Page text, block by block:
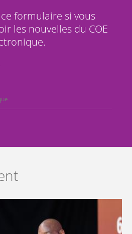
formulaire si vous
les nouvelles du COE